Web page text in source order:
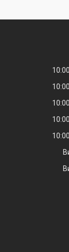
10:00
10:00
10:00
10:00
10:00